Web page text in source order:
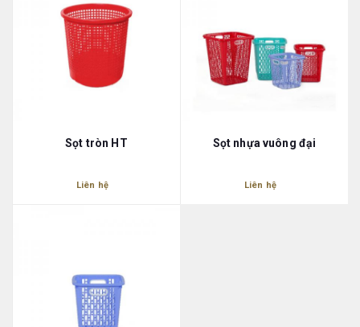
Sọt tròn HT
Liên hệ
Sọt nhựa vuông đại
Liên hệ